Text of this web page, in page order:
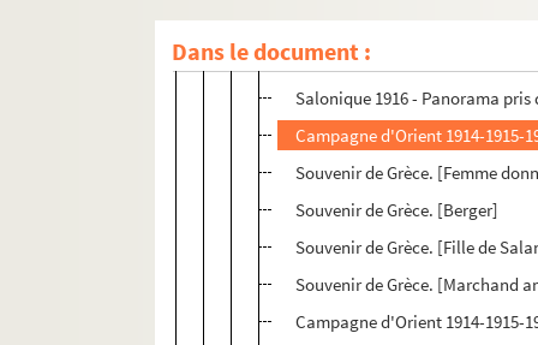
Dans le document :Odéon d'Hérode attique et
Salonique 1916 - Panorama pris
Campagne d'Orient 1914-1915-
Souvenir de Grèce. [Femme
Souvenir de Grèce. [Berger]
Souvenir de Grèce. [Fille de
Souvenir de Grèce. [Marchand
Campagne d'Orient 1914-1915-